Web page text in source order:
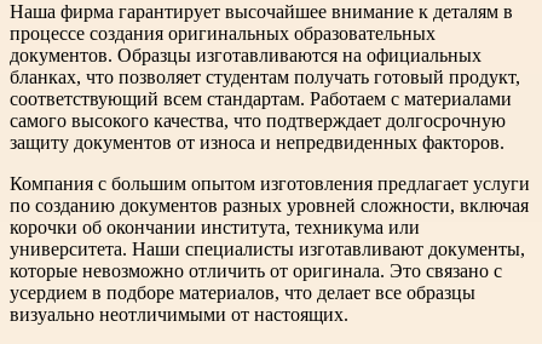
Наша фирма гарантирует высочайшее внимание к деталям в
процессе создания оригинальных образовательных
документов. Образцы изготавливаются на официальных
бланках, что позволяет студентам получать готовый продукт,
соответствующий всем стандартам. Работаем с материалами
самого высокого качества, что подтверждает долгосрочную
защиту документов от износа и непредвиденных факторов.
Компания с большим опытом изготовления предлагает услуги
по созданию документов разных уровней сложности, включая
корочки об окончании института, техникума или
университета. Наши специалисты изготавливают документы,
которые невозможно отличить от оригинала. Это связано с
усердием в подборе материалов, что делает все образцы
визуально неотличимыми от настоящих.